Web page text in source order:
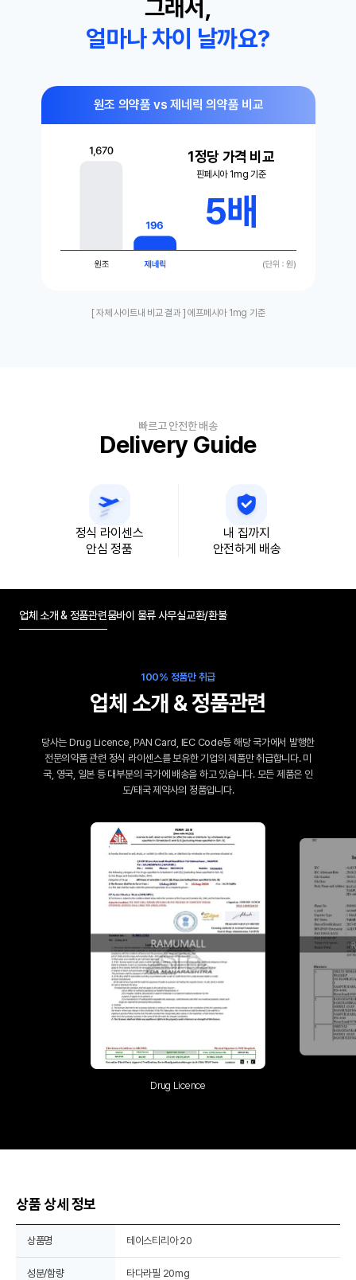
그래서,
얼마나 차이 날까요?
원조 의약품 vs 제네릭 의약품 비교
1정당 가격 비교
핀페시아 1mg 기준
5배
[ 자체 사이트내 비교 결과 ] 에프페시아 1mg 기준
빠르고 안전한 배송
Delivery Guide
정식 라이센스
안심 정품
내 집까지
안전하게 배송
업체 소개 & 정품관련뭄바이 물류 사무실교환/환불
100% 정품만 취급
업체 소개 & 정품관련
당사는 Drug Licence, PAN Card, IEC Code등 해당 국가에서 발행한
전문의약품 관련 정식 라이센스를 보유한 기업의 제품만 취급합니다. 미
국, 영국, 일본 등 대부분의 국가에 배송을 하고 있습니다. 모든 제품은 인
도/태국 제약사의 정품입니다.
Drug Licence
상품 상세 정보
상품명 테이스티리아 20
성분/함량 타다라필 20mg